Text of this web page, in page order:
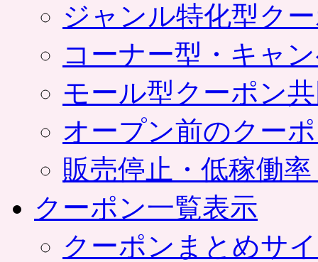
ジャンル特化型ク
コーナー型・キャ
モール型クーポン
オープン前のクー
販売停止・低稼働
クーポン一覧表示
クーポンまとめサ